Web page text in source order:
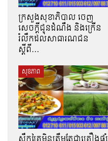
ក្រសួងសុខាភិបាល ចេញ
សេចក្តីជូនដំណឹង និងក្រើន
រំលឹកដល់សាធារណជន
ស្ដីពី…
សុខភាព